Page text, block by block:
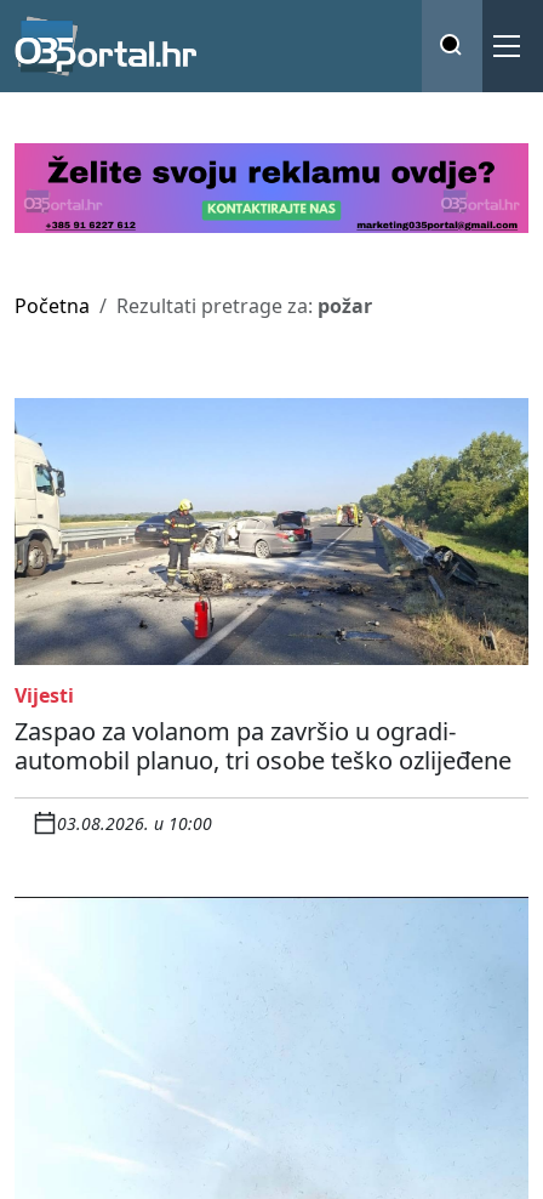
Početna Rezultati pretrage za: požar
Vijesti
Zaspao za volanom pa završio u ogradi-
automobil planuo, tri osobe teško ozlijeđene
03.08.2026. u 10:00